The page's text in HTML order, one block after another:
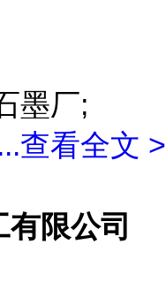
墨厂;
...查看全文 >
限公司